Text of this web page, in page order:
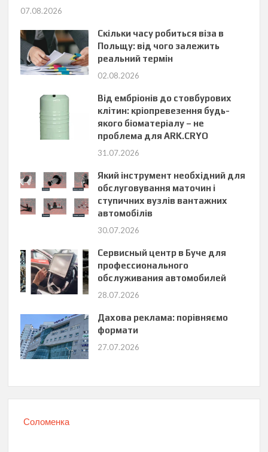
07.08.2026
Скільки часу робиться віза в
Польщу: від чого залежить
реальний термін
02.08.2026
Від ембріонів до стовбурових
клітин: кріопревезення будь-
якого біоматеріалу – не
проблема для ARK.CRYO
31.07.2026
Який інструмент необхідний для
обслуговування маточин і
ступичних вузлів вантажних
автомобілів
30.07.2026
Сервисный центр в Буче для
профессионального
обслуживания автомобилей
28.07.2026
Дахова реклама: порівняємо
формати
27.07.2026
Соломенка